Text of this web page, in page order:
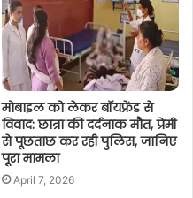
मोबाइल को लेकर बॉयफ्रेंड से
विवाद: छात्रा की दर्दनाक मौत, प्रेमी
से पूछताछ कर रही पुलिस, जानिए
पूरा मामला
April 7, 2026